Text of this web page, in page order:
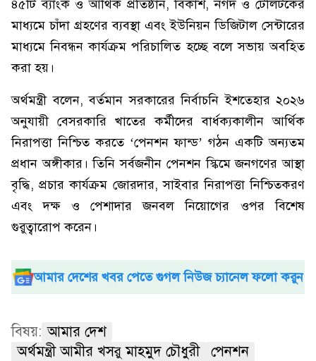
৪৫টি ব্যাংক ও আর্থিক প্রতিষ্ঠান, বিকাশ, নগদ ও টেলিটকের
মাধ্যমে চাঁদা গ্রহণের ব্যবস্থা এবং ইউনিয়ন ডিজিটাল সেন্টারের
মাধ্যমে নিবন্ধন কার্যক্রম পরিচালিত হচ্ছে বলে সভায় অবহিত
করা হয়।
অর্থমন্ত্রী বলেন, বর্তমান সরকারের নির্বাচনি ইশতেহার ২০২৬
অনুযায়ী বেসরকারি খাতের কর্মীদের বার্ধক্যকালীন আর্থিক
নিরাপত্তা নিশ্চিত করতে ‘পেনশন ফান্ড’ গঠন একটি অন্যতম
প্রধান অঙ্গীকার। তিনি সর্বজনীন পেনশন স্কিমে জনগণের আস্থা
বৃদ্ধি, প্রচার কার্যক্রম জোরদার, সাইবার নিরাপত্তা নিশ্চিতকরণ
এবং দক্ষ ও পেশাদার জনবল নিয়োগের ওপর বিশেষ
গুরুত্বারোপ করেন।
আমার দেশের খবর পেতে গুগল নিউজ চ্যানেল ফলো করুন
বিষয়: আমার দেশ
অর্থমন্ত্রী আমীর খসরু মাহমুদ চৌধুরী
পেনশন